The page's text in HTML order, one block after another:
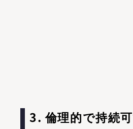
3. 倫理的で持続